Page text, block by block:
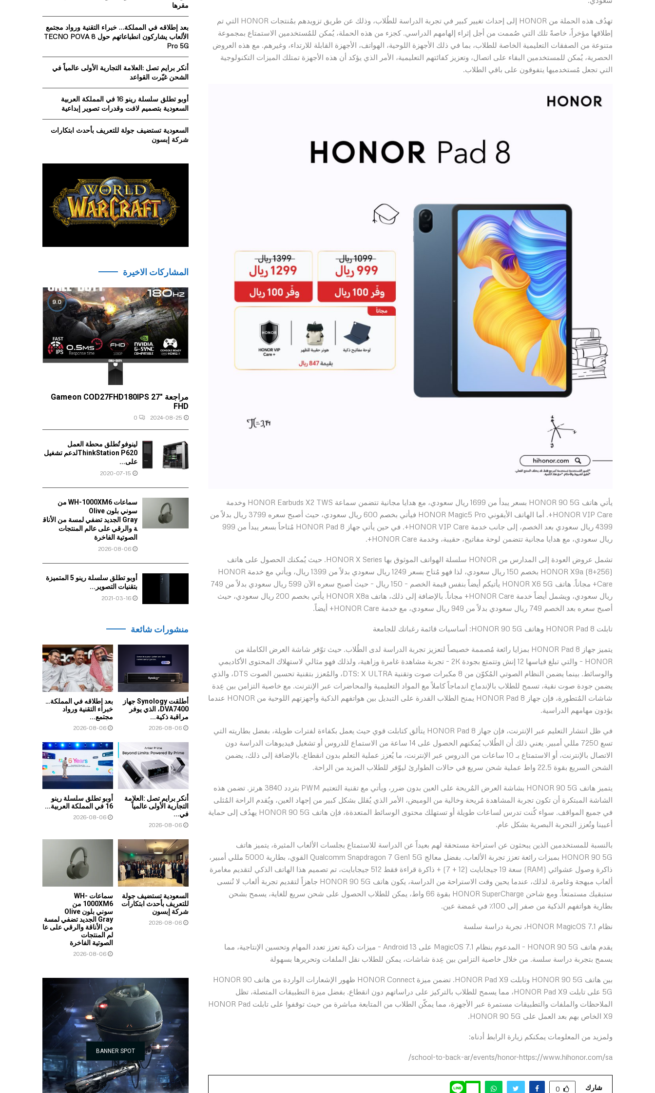
تهدُف هذه الحملة من HONOR إلى إحداث تغيير كبير في تجربة الدراسة للطُلاب، وذلك عن طريق تزويدهم بمُنتجات HONOR التي تم
إطلاقها مؤخراً، خاصةً تلك التي صُممت من أجل إثراء إلهامهم الدراسي. كجزء من هذه الحملة، يُمكن للمُستخدمين الاستمتاع بمجموعة
متنوعة من الصفقات التعليمية الخاصة للطلاب، بما في ذلك الأجهزة اللوحية، الهواتف، الأجهزة القابلة للارتداء، وغيرهم. مع هذه العروض
الحصرية، يُمكن للمستخدمين البقاء على اتصال، وتعزيز كفائتهم التعليمية، الأمر الذي يؤكد أن هذه الأجهزة تمتلك الميزات التكنولوجية
التي تجعل مُستخدميها يتفوقون على باقي الطلاب.
يأتي هاتف HONOR 90 5G بسعر يبدأ من 1699 ريال سعودي، مع هدايا مجانية تتضمن سماعة HONOR Earbuds X2 TWS وخدمة
HONOR VIP Care+. أما الهاتف الأيقوني HONOR Magic5 Pro فيأتي بخصم 600 ريال سعودي، حيث أصبح سعره 3799 ريال بدلاً من
4399 ريال سعودي بعد الخصم، إلى جانب خدمة HONOR VIP Care+. في حين يأتي جهاز HONOR Pad 8 مُتاحاً بسعر يبدأ من 999
ريال سعودي، مع هدايا مجانية تتضمن لوحة مفاتيح، حقيبة، وخدمة HONOR Care+.
تشمل عروض العودة إلى المدارس من HONOR سلسلة الهواتف الموثوق بها HONOR X Series. حيث يُمكنك الحصول على هاتف
HONOR X9a (8+256) بخصم 150 ريال سعودي، لذا فهو مُتاح بسعر 1249 ريال سعودي بدلاً من 1399 ريال، ويأتي مع خدمة HONOR
Care+ مجاناً. هاتف HONOR X6 5G يأتيكم أيضاً بنفس قيمة الخصم – 150 ريال – حيث أصبح سعره الآن 599 ريال سعودي بدلاً من 749
ريال سعودي، ويشمل أيضاً خدمة HONOR Care+ مجاناً. بالإضافة إلى ذلك، هاتف HONOR X8a يأتي بخصم 200 ريال سعودي، حيث
أصبح سعره بعد الخصم 749 ريال سعودي بدلاً من 949 ريال سعودي، مع خدمة HONOR Care+ أيضاً.
تابلت HONOR Pad 8 وهاتف HONOR 90 5G: أساسيات قائمة رغباتك للجامعة
يتميز جهاز HONOR Pad 8 بمزايا رائعة مُصممة خصيصاً لتعزيز تجربة الدراسة لدى الطُلاب. حيث توّفر شاشة العرض الكاملة من
HONOR – والتي تبلغ قياسها 12 إنش وتتمتع بجودة 2K – تجربة مشاهدة غامرة وزاهية، ولذلك فهو مثالي لاستهلاك المحتوى الأكاديمي
والوسائط. بينما يضمن النظام الصوتي المُكوّن من 8 مكبرات صوت وتقنية DTS: X ULTRA، والمُعزز بتقنية تحسين الصوت DTS، والذي
يضمن جودة صوت نقية، تسمح للطلاب بالإندماج اندماجاً كاملاً مع المواد التعليمية والمحاضرات عبر الإنترنت. مع خاصية التزامن بين عِدة
شاشات المُتطورة، فإن جهاز HONOR Pad 8 يمنح الطلاب القدرة على التبديل بين هواتفهم الذكية وأجهزتهم اللوحية من HONOR عندما
يؤدون مهامهم الدراسية.
في ظل انتشار التعليم عبر الإنترنت، فإن جهاز HONOR Pad 8 يتألق كتابلت قوي حيث يعمل بكفاءة لفترات طويلة، بفضل بطاريته التي
تسع 7250 مللي أمبير. يعني ذلك أن الطُلاب يُمكنهم الحصول على 14 ساعة من الاستماع للدروس أو تشغيل فيديوهات الدراسة دون
الاتصال بالإنترنت، أو الاستمتاع بـ 10 ساعات من الدروس عبر الإنترنت، ما يُعزز عملية التعلم بدون انقطاع. بالإضافة إلى ذلك، يضمن
الشحن السريع بقوة 22.5 واط عملية شحن سريع في حالات الطوارئ ليوّفر للطلاب المزيد من الراحة.
يتميز هاتف HONOR 90 5G بشاشة العرض المُريحة على العين بدون ضرر، ويأتي مع تقنية التعتيم PWM بتردد 3840 هرتز. تضمن هذه
الشاشة المبتكرة أن تكون تجربة المشاهدة مُريحة وخالية من الوميض، الأمر الذي يُقلل بشكل كبير من إجهاد العين، ويُقدم الراحة المُثلى
في جميع المواقف. سواء كُنت تدرس لساعات طويلة أو تستهلك محتوى الوسائط المتعدةة، فإن هاتف HONOR 90 5G يهدُف إلى حماية
أعيينا وتُعزز التجربة البصرية بشكل عام.
بالنسبة للمستخدمين الذين يبحثون عن استراحة مستحقة لهم بعيداً عن الدراسة للاستمتاع بجلسات الألعاب المثيرة، يتميز هاتف
HONOR 90 5G بميزات رائعة تعزز تجربة الألعاب. بفضل معالج Qualcomm Snapdragon 7 Gen1 5G القوي، بطارية 5000 مللي أمبير،
ذاكرة وصول عشوائي (RAM) سعة 19 جيجابايت (12 + 7) + ذاكرة قراءة فقط 512 جيجابايت، تم تصميم هذا الهاتف الذكي لتقديم مغامرة
ألعاب مبهجة وغامرة. لذلك، عندما يحين وقت الاستراحة من الدراسة، يكون هاتف HONOR 90 5G جاهزاً لتقديم تجربة ألعاب لا تُنسى
ستبقيك مستمتعاً. ومع شاحن HONOR SuperCharge بقوة 66 واط، يمكن للطلاب الحصول على شحن سريع للغاية، يسمح بشحن
بطارية هواتفهم الذكية من صفر إلى 100٪ في غمضة عين.
نظام HONOR MagicOS 7.1، تجربة دراسة سلسة
يقدم هاتف HONOR 90 5G – المدعوم بنظام MagicOS 7.1 على Android 13 – ميزات ذكية تعزز تعدد المهام وتحسين الإنتاجية، مما
يسمح بتجربة دراسة سلسة. من خلال خاصية التزامن بين عِدة شاشات، يمكن للطلاب نقل الملفات وتحريرها بسهولة
بين هاتف HONOR 90 5G وتابلت HONOR Pad X9. تضمن ميزة HONOR Connect ظهور الإشعارات الواردة من هاتف HONOR 90
5G على تابلت HONOR Pad X9، مما يسمح للطلاب بالتركيز على دراساتهم دون انقطاع. بفضل ميزة التطبيقات المتصلة، تظل
الملاحظات والملفات والتطبيقات مستمرة عبر الأجهزة، مما يمكّن الطلاب من المتابعة مباشرة من حيث توقفوا على تابلت HONOR Pad
X9 الخاص بهم بعد العمل على HONOR 90 5G.
ولمزيد من المعلومات يمكنكم زيارة الرابط أدناه:
school-to-back-ar/events/honor-https://www.hihonor.com/sa/
شارك 0
o
C
مقرها
بعد إطلاقه في المملكة… خبراء التقنية ورواد مجتمع
الألعاب يشاركون انطباعاتهم حول TECNO POVA 8
Pro 5G
أنكر برايم تصل :العلامة التجارية الأولى عالمياً في
الشحن غيّرت القواعد
أوبو تطلق سلسلة رينو 16 في المملكة العربية
السعودية بتصميم لافت وقدرات تصوير إبداعية
السعودية تستضيف جولة للتعريف بأحدث ابتكارات
شركة إبسون
المشاركات الاخيرة
مراجعة Gameon COD27FHD180IPS 27″
FHD
2024-08-25
0
9.0
لينوفو تُطلق محطة العمل
ThinkStation P620لدعم تشغيل
على...
2020-07-15
سماعات WH-1000XM6 من
سوني بلون Olive
Gray الجديد تضفي لمسة من الأناق
ة والرقي على عالم المنتجات
الصوتية الفاخرة
2026-08-06
أوبو تطلق سلسلة رينو 5 المتميزة
بتقنيات التصوير...
2021-03-16
منشورات شائعة
أطلقت Synology جهاز
DVA7400، الذي يوفر
مراقبة ذكية...
2026-08-06
بعد إطلاقه في المملكة…
خبراء التقنية ورواد
مجتمع...
2026-08-06
أنكر برايم تصل :العلامة
التجارية الأولى عالمياً
في...
2026-08-06
أوبو تطلق سلسلة رينو
16 في المملكة العربية...
2026-08-06
السعودية تستضيف جولة
للتعريف بأحدث ابتكارات
شركة إبسون
2026-08-06
سماعات WH-
1000XM6 من
سوني بلون Olive
Gray الجديد تضفي لمسة
من الأناقة والرقي على عا
لم المنتجات
الصوتية الفاخرة
2026-08-06
BANNER SPOT